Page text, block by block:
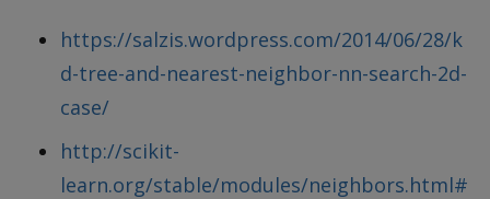
https://salzis.wordpress.com/2014/06/28/k
d-tree-and-nearest-neighbor-nn-search-2d-
case/
http://scikit-
learn.org/stable/modules/neighbors.html#